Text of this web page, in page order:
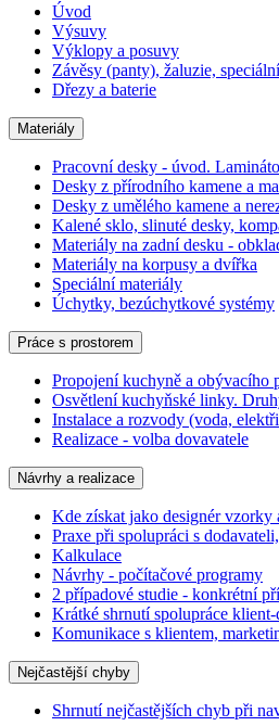
Úvod
Výsuvy
Výklopy a posuvy
Závěsy (panty), žaluzie,
Dřezy a baterie
Materiály
Pracovní desky - úvod.
Desky z přírodního kamene a
Desky z umělého kamene a
Kalené sklo, slinuté desky,
Materiály na zadní desku -
Materiály na korpusy a dvířka
Speciální materiály
Úchytky, bezúchytkové systémy
Práce s prostorem
Propojení kuchyně a obývacího
Osvětlení kuchyňské linky.
Instalace a rozvody (voda,
Realizace - volba dovavatele
Návrhy a realizace
Kde získat jako designér vzorky
Praxe při spolupráci s
Kalkulace
Návrhy - počítačové programy
2 případové studie - konkrétní
Krátké shrnutí spolupráce
Komunikace s klientem,
Nejčastější chyby
Shrnutí nejčastějších chyb při